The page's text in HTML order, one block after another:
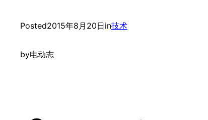
Posted2015年8月20日in技术
by电动志